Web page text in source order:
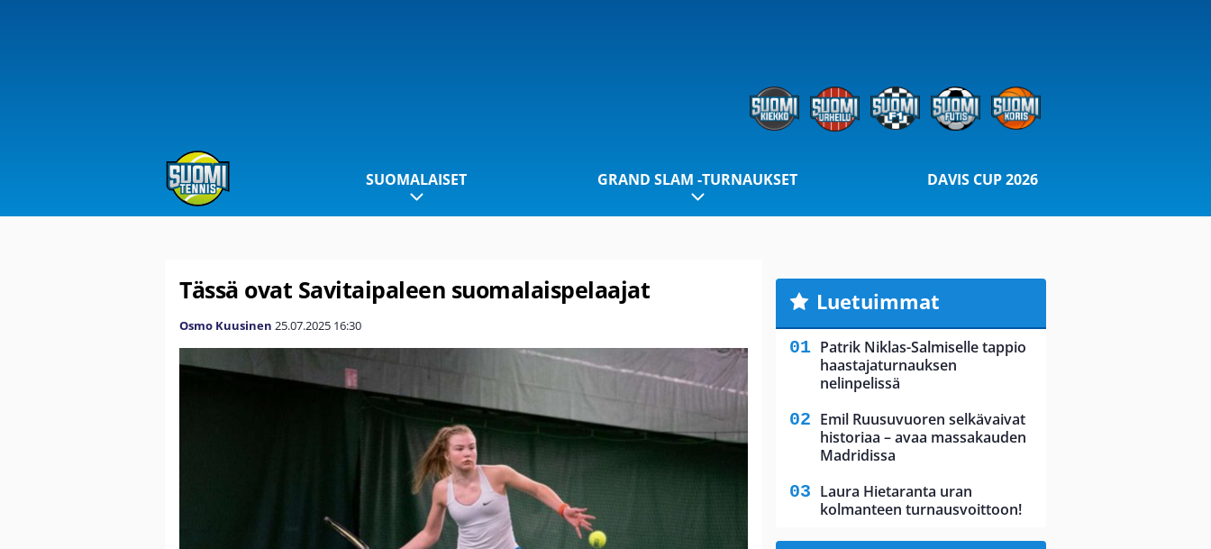
SUOMALAISET GRAND SLAM -TURNAUKSET DAVIS CUP 2026
Tässä ovat Savitaipaleen suomalaispelaajat
Osmo Kuusinen 25.07.2025 16:30
Luetuimmat
Patrik Niklas-Salmiselle tappio
haastajaturnauksen
nelinpelissä
Emil Ruusuvuoren selkävaivat
historiaa – avaa massakauden
Madridissa
Laura Hietaranta uran
kolmanteen turnausvoittoon!